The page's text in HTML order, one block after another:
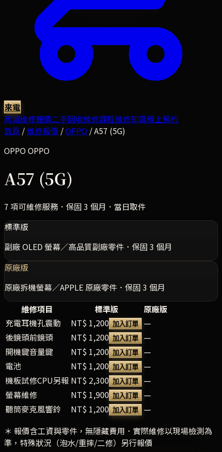
來電
商城維修報價二手回收維修課程維修知識線上預約
首頁 /維修報價 /OPPO /A57 (5G)
OPPO OPPO
A57 (5G)
7 項可維修服務．保固 3 個月．當日取件
標準版
副廠 OLED 螢幕／高品質副廠零件．保固 3 個月
原廠版
原廠拆機螢幕／APPLE 原廠零件．保固 3 個月
維修項目
標準版
原廠版
充電耳機孔震動
NT$ 1,200 加入訂單
—
後鏡頭前鏡頭
NT$ 1,200 加入訂單
—
開機鍵音量鍵
NT$ 1,200 加入訂單
—
電池
NT$ 1,200 加入訂單
—
機板試修CPU另報 NT$ 2,300 加入訂單
—
螢幕維修
NT$ 1,900 加入訂單
—
聽筒麥克風響鈴
NT$ 1,200 加入訂單
—
＊ 報價含工資與零件，無隱藏費用．實際維修以現場檢測為
準，特殊狀況（泡水/重摔/二修）另行報價